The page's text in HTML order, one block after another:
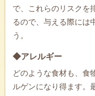
で、これらのリスクを
るので、与える際には
う。
◆アレルギー
どのような食材も、食
ルゲンになり得ます。